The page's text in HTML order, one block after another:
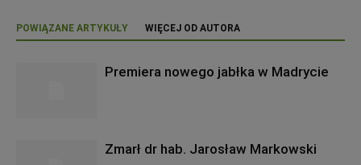
POWIĄZANE ARTYKUŁY WIĘCEJ OD AUTORA
Premiera nowego jabłka w Madrycie
Zmarł dr hab. Jarosław Markowski